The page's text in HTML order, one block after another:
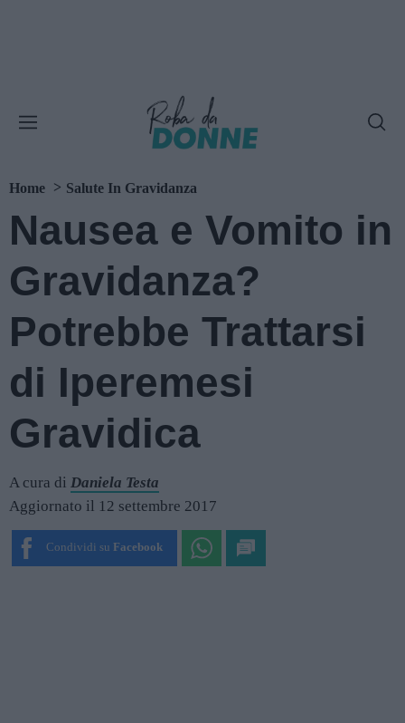
Home Salute In Gravidanza
Nausea e Vomito in
Gravidanza?
Potrebbe Trattarsi
di Iperemesi
Gravidica
A cura di Daniela Testa
Aggiornato il 12 settembre 2017
Condividi su Facebook